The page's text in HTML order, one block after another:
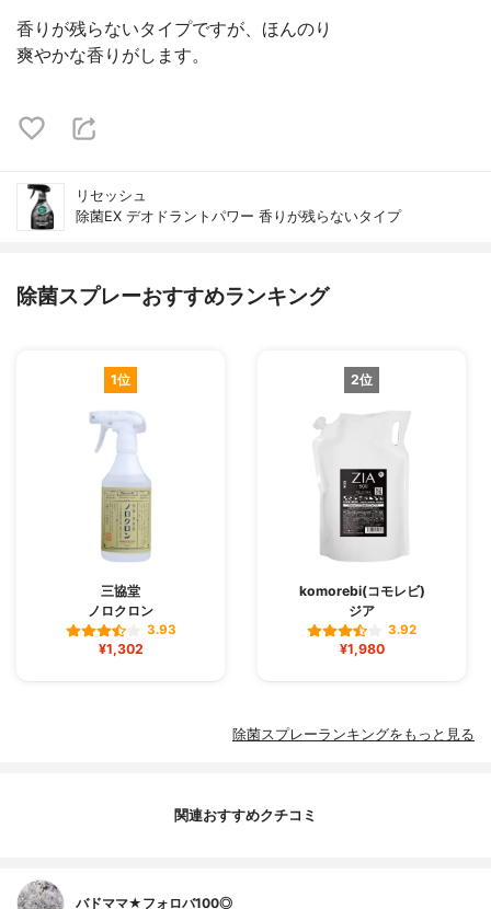
香りが残らないタイプですが、ほんのり
爽やかな香りがします。
リセッシュ
除菌EX デオドラントパワー 香りが残らないタイプ
除菌スプレーおすすめランキング
1位
三協堂
ノロクロン
3.93
¥1,302
2位
komorebi(コモレビ)
ジア
3.92
¥1,980
除菌スプレーランキングをもっと見る
関連おすすめクチコミ
バドママ★フォロバ100◎